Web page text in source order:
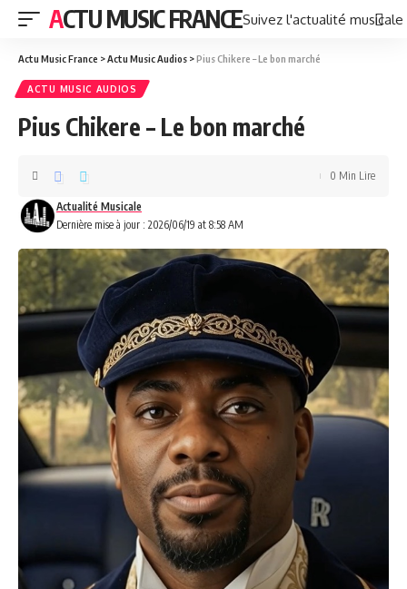
ACTU MUSIC FRANCESuivez l'actualité
Actu Music France >Actu Music Audios >Pius Chikere – Le bon marché
ACTU MUSIC AUDIOS
Pius Chikere – Le bon marché
Dernière mise à jour : 2026/06/19 at 8:58 AM
Actualité Musicale
0 Min Lire